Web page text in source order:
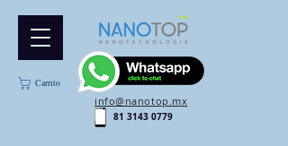
Carrito
info@nanotop.mx
81 3143 0779